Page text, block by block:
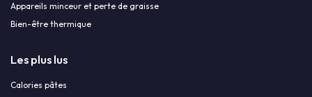
Appareils minceur et perte de graisse
Bien-être thermique
Les plus lus
Calories pâtes